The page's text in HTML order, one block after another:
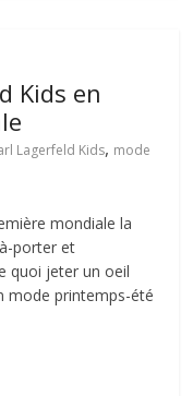
Kids en
Lagerfeld Kids, mode
mondiale la
porter et
quoi jeter un oeil
mode printemps-été